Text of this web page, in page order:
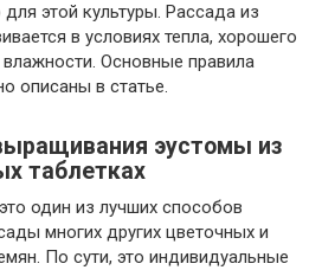
этой культуры. Рассада из
в условиях тепла, хорошего
Основные правила
описаны в статье.
эустомы из
таблетках
один из лучших способов
многих других цветочных и
По сути, это индивидуальные